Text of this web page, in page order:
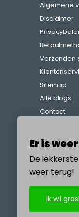
Algemene
Disclaimer
Verzenden
Sitemap
Alle blogs
Contact
Referenties
Er is
De
weer terug!
Ik wil